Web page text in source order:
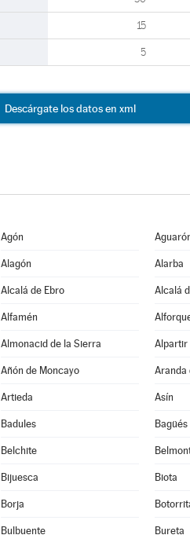
15
5
Descárgate los datos en xml
Agón
Alagón Alarba
Alcalá de Ebro Alcalá
Alfamén
Almonacid de la Sierra Alpartir
Añón de Moncayo Aranda
Artieda Asín
Badules Bagüés
Belchite
Bijuesca Biota
Borja
Bulbuente Bureta